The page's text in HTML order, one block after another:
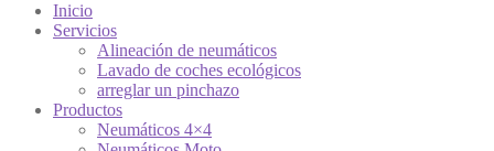
Inicio
Servicios
Alineación de neumáticos
Lavado de coches ecológicos
arreglar un pinchazo
Productos
Neumáticos 4×4